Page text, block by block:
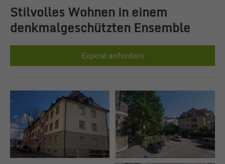
24h/ 365days
Mon - Fri 8:00am - 5:00pm(GMT +1)
Get in touch
Cybersteel Inc.
376-293 City Road, Suite 600
San Francisco, CA 94102
Stilvolles Wohnen in einem
denkmalgeschützten Ensemble
Exposé anfordern